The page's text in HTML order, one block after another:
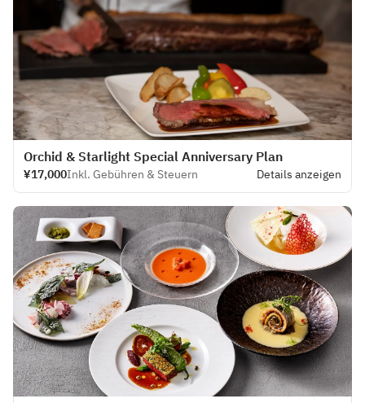
Orchid & Starlight Special Anniversary Plan
¥17,000Inkl. Gebühren & Steuern Details anzeigen